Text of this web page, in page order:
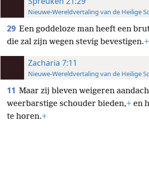
Nieuwe-Wereldvertaling van de Heilige
29 Een goddeloze man heeft een
die zal zijn wegen stevig bevestigen.+
Zacharia 7:11
Nieuwe-Wereldvertaling van de Heilige
11 Maar zij bleven weigeren
weerbarstige schouder bieden,+en
te horen.+